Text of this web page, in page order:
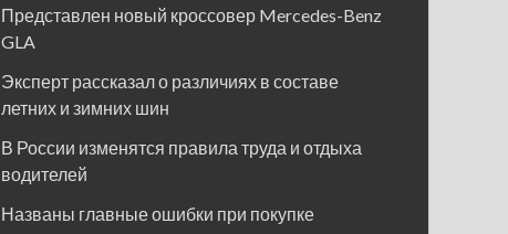
Представлен новый кроссовер Mercedes-Benz
GLA
Эксперт рассказал о различиях в составе
летних и зимних шин
В России изменятся правила труда и отдыха
водителей
Названы главные ошибки при покупке